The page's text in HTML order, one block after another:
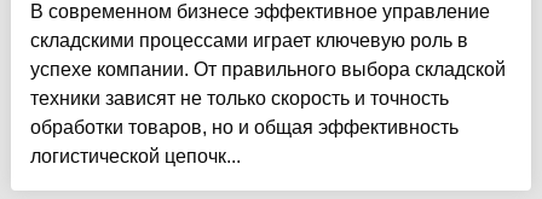
В современном бизнесе эффективное управление
складскими процессами играет ключевую роль в
успехе компании. От правильного выбора складской
техники зависят не только скорость и точность
обработки товаров, но и общая эффективность
логистической цепочк...